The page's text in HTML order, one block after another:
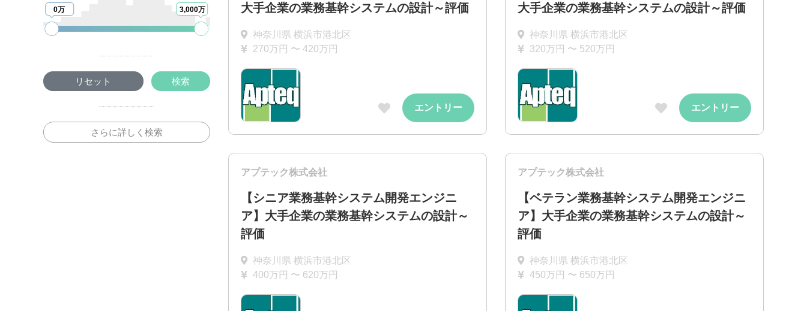
0万 3,000万
リセット 検索
さらに詳しく検索
大手企業の業務基幹システムの設計～評価
神奈川県 横浜市港北区
270万円 〜 420万円
エントリー
大手企業の業務基幹システムの設計～評価
神奈川県 横浜市港北区
320万円 〜 520万円
エントリー
アプテック株式会社
【シニア業務基幹システム開発エンジニ
ア】大手企業の業務基幹システムの設計～
評価
神奈川県 横浜市港北区
400万円 〜 620万円
アプテック株式会社
【ベテラン業務基幹システム開発エンジニ
ア】大手企業の業務基幹システムの設計～
評価
神奈川県 横浜市港北区
450万円 〜 650万円